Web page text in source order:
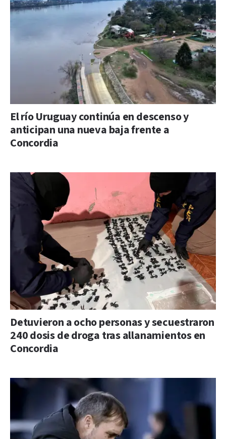
El río Uruguay continúa en descenso y
anticipan una nueva baja frente a
Concordia
Detuvieron a ocho personas y secuestraron
240 dosis de droga tras allanamientos en
Concordia